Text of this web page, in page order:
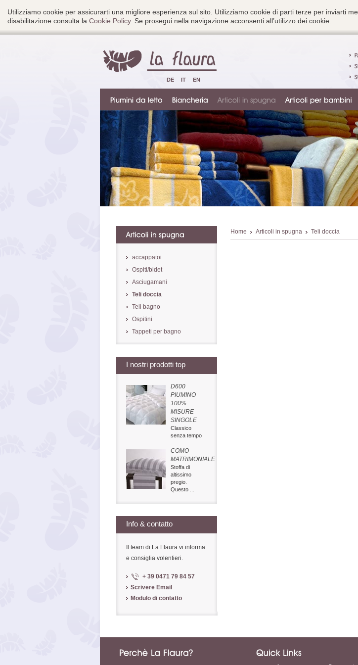
Utilizziamo cookie per assicurarti una migliore esperienza sul sito. Utilizziamo cookie di parti terze per inviarti
disabilitazione consulta la Cookie Policy. Se prosegui nella navigazione acconsenti all’utilizzo dei cookie.
Home Articoli in spugna Teli doccia
accappatoi
Ospiti/bidet
Asciugamani
Teli doccia
Teli bagno
Ospitini
Tappeti per bagno
I nostri prodotti top
D600
PIUMINO
100%
MISURE
SINGOLE
Classico
senza tempo
COMO -
MATRIMONIALE
Stoffa di
altissimo
pregio.
Questo ...
Info & contatto
Il team di La Flaura vi informa
e consiglia volentieri.
+ 39 0471 79 84 57
Scrivere Email
Modulo di contatto
DE IT EN